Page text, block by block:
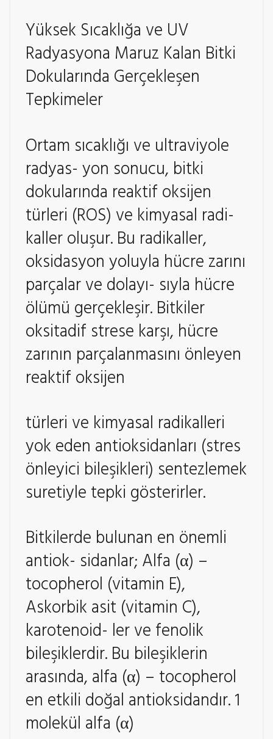
Yüksek Sıcaklığa ve UV
Radyasyona Maruz Kalan Bitki
Dokularında Gerçekleşen
Tepkimeler
Ortam sıcaklığı ve ultraviyole
radyas- yon sonucu, bitki
dokularında reaktif oksijen
türleri (ROS) ve kimyasal radi-
kaller oluşur. Bu radikaller,
oksidasyon yoluyla hücre zarını
parçalar ve dolayı- sıyla hücre
ölümü gerçekleşir. Bitkiler
oksitadif strese karşı, hücre
zarının parçalanmasını önleyen
reaktif oksijen
türleri ve kimyasal radikalleri
yok eden antioksidanları (stres
önleyici bileşikleri) sentezlemek
suretiyle tepki gösterirler.
Bitkilerde bulunan en önemli
antiok- sidanlar; Alfa (α) –
tocopherol (vitamin E),
Askorbik asit (vitamin C),
karotenoid- ler ve fenolik
bileşiklerdir. Bu bileşiklerin
arasında, alfa (α) – tocopherol
en etkili doğal antioksidandır. 1
molekül alfa (α)